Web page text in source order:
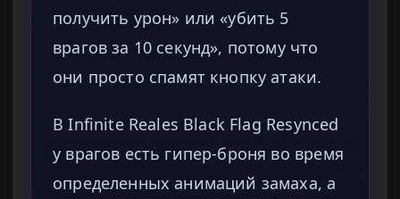
получить урон» или «убить 5
врагов за 10 секунд», потому что
они просто спамят кнопку атаки.
В Infinite Reales Black Flag Resynced
у врагов есть гипер-броня во время
определенных анимаций замаха, а